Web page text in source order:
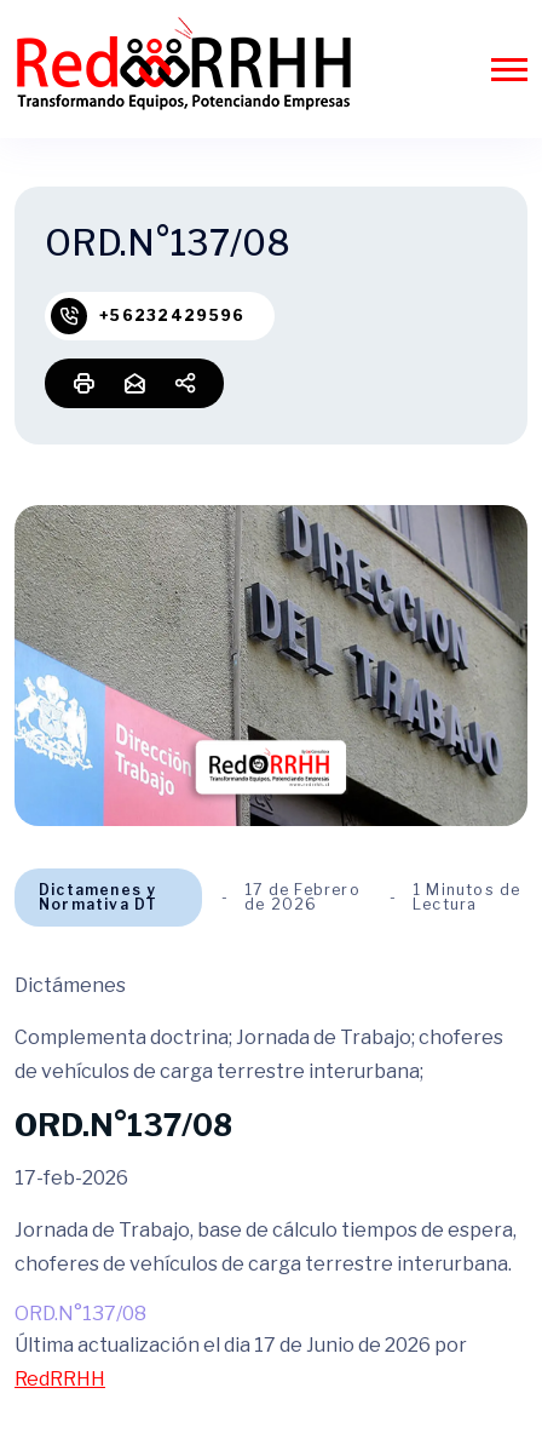
ORD.N°137/08
+56232429596
Dictamenes y
Normativa DT
17 de Febrero
de 2026
1 Minutos de
Lectura
Dictámenes
Complementa doctrina; Jornada de Trabajo; choferes
de vehículos de carga terrestre interurbana;
ORD.N°137/08
17-feb-2026
Jornada de Trabajo, base de cálculo tiempos de espera,
choferes de vehículos de carga terrestre interurbana.
ORD.N°137/08
Última actualización el dia 17 de Junio de 2026 por
RedRRHH